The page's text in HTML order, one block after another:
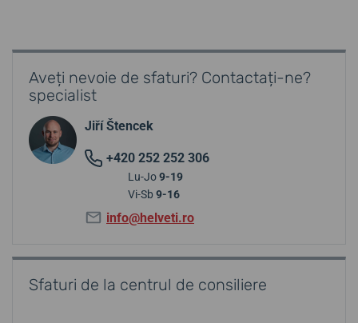
Aveți nevoie de sfaturi? Contactați-ne?
specialist
Jiří Štencek
+420 252 252 306
Lu-Jo9-19
Vi-Sb 9-16
info@helveti.ro
Sfaturi de la centrul de consiliere